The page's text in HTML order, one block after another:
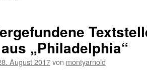
„Philadelphia“
August 2017von montyarnold